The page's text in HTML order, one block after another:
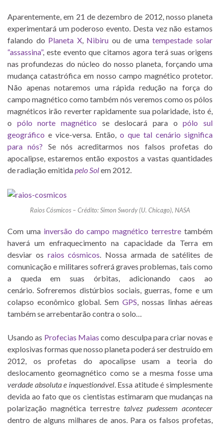
Aparentemente, em 21 de dezembro de 2012, nosso planeta
experimentará um poderoso evento. Desta vez não estamos
falando do Planeta X, Nibiru ou de umatempestade solar
“assassina”, este evento que citamos agora terá suas origens
nas profundezas do núcleo do nosso planeta, forçando uma
mudança catastrófica em nosso campo magnético protetor.
Não apenas notaremos uma rápida redução na força do
campo magnético como também nós veremos como os pólos
magnéticos irão reverter rapidamente sua polaridade, isto é,
o pólo norte magnético se deslocará para opólo sul
geográfico e vice-versa. Então, o que tal cenário significa
para nós? Se nós acreditarmos nos falsos profetas do
apocalipse, estaremos então expostos a vastas quantidades
de radiação emitida pelo Solem 2012.
Raios Cósmicos – Crédito: Simon Swordy (U. Chicago), NASA
Com uma inversão do campo magnético terrestre também
haverá um enfraquecimento na capacidade da Terra em
desviar os raios cósmicos . Nossa armada de satélites de
comunicação e militares sofrerá graves problemas, tais como
a queda em suas órbitas, adicionando caos ao
cenário. Sofreremos distúrbios sociais, guerras, fome e um
colapso econômico global. Sem GPS , nossas linhas aéreas
também se arrebentarão contra o solo…
Usando as Profecias Maias como desculpa para criar novas e
explosivas formas que nosso planeta poderá ser destruído em
2012, os profetas do apocalipse usam a teoria do
deslocamento geomagnético como se a mesma fosse uma
verdade absoluta e inquestionável. Essa atitude é simplesmente
devida ao fato que os cientistas estimaram que mudanças na
polarização magnética terrestre talvez pudessem acontecer
dentro de alguns milhares de anos. Para os falsos profetas,